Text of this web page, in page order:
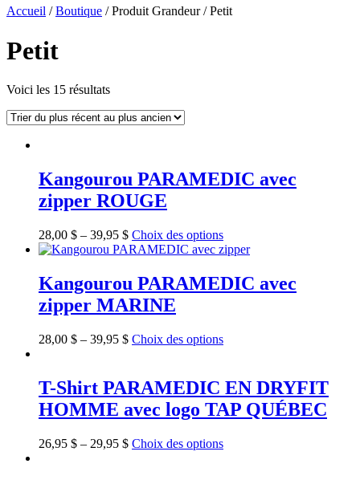
Accueil /Boutique / Produit Grandeur / Petit
Petit
Voici les 15 résultats
Kangourou PARAMEDIC avec
zipper ROUGE
28,00 $ – 39,95 $ Choix des options
Kangourou PARAMEDIC avec
zipper MARINE
28,00 $ – 39,95 $ Choix des options
T-Shirt PARAMEDIC EN DRYFIT
HOMME avec logo TAP QUÉBEC
26,95 $ – 29,95 $ Choix des options